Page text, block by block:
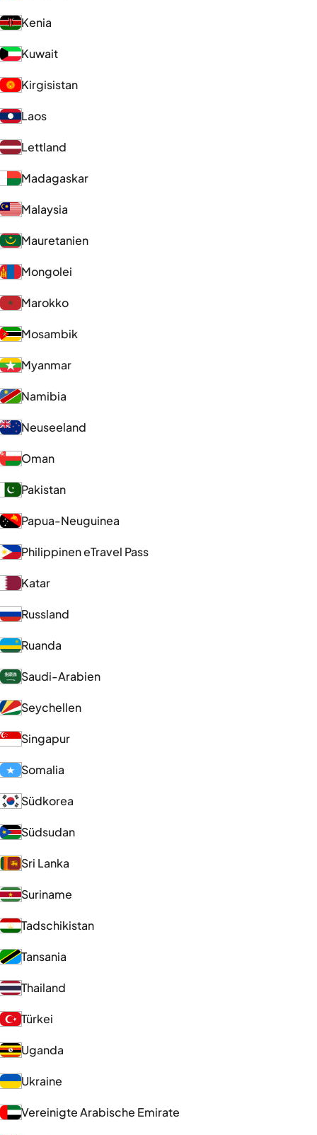
Kenia
Kuwait
Kirgisistan
Laos
Lettland
Madagaskar
Malaysia
Mauretanien
Mongolei
Marokko
Mosambik
Myanmar
Namibia
Neuseeland
Oman
Pakistan
Papua-Neuguinea
Philippinen eTravel Pass
Katar
Russland
Ruanda
Saudi-Arabien
Seychellen
Singapur
Somalia
Südkorea
Südsudan
Sri Lanka
Suriname
Tadschikistan
Tansania
Thailand
Türkei
Uganda
Ukraine
Vereinigte Arabische Emirate